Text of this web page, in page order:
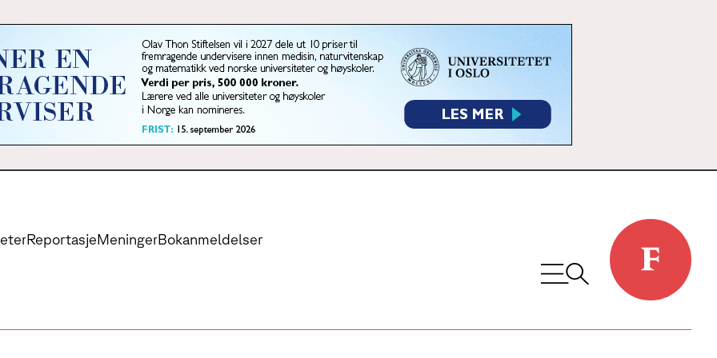
ReportasjeMeningerBokanmeldelser